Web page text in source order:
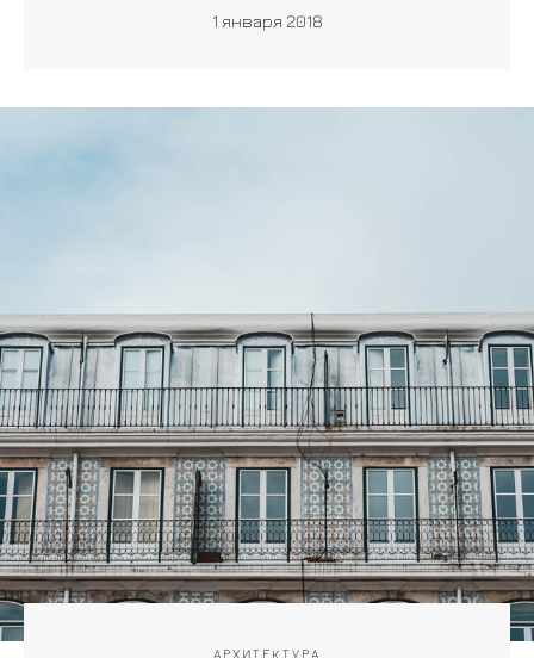
1 января 2018
АРХИТЕКТУРА